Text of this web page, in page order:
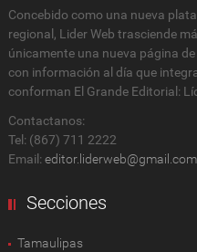
Concebido como una nueva
regional, Lider Web trasciende
únicamente una nueva página
con información al día que
conforman El Grande Editorial:
Contactanos:
Tel: (867) 711 2222
Email: editor.liderweb@gmail.com
Secciones
Tamaulipas